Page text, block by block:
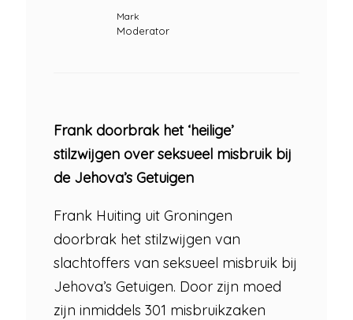
Mark
Moderator
Frank doorbrak het ‘heilige’
stilzwijgen over seksueel misbruik bij
de Jehova’s Getuigen
Frank Huiting uit Groningen
doorbrak het stilzwijgen van
slachtoffers van seksueel misbruik bij
Jehova’s Getuigen. Door zijn moed
zijn inmiddels 301 misbruikzaken